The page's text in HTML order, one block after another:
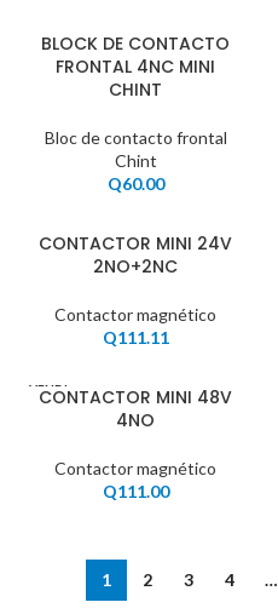
BLOCK DE CONTACTO
FRONTAL 4NC MINI
CHINT
Bloc de contacto frontal
Chint
Q60.00
CONTACTOR MINI 24V
2NO+2NC
Contactor magnético
Q111.11
VENDI
DO
CONTACTOR MINI 48V
4NO
Contactor magnético
Q111.00
1 2 3 4 …